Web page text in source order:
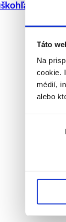
Táto
Na
cookie.
médií,
alebo